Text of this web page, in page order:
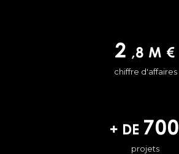
2 ,8 M €
chiffre d'affaires
+ de 700
projets